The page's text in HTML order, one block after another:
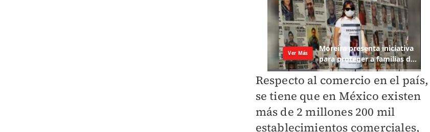
Respecto al comercio en el país,
se tiene que en México existen
más de 2 millones 200 mil
establecimientos comerciales,